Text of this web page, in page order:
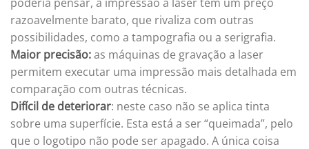
razoavelmente barato, que rivaliza com outras
possibilidades, como a tampografia ou a serigrafia.
Maior precisão:as máquinas de gravação a laser
permitem executar uma impressão mais detalhada em
comparação com outras técnicas.
Difícil de deteriorar: neste caso não se aplica tinta
sobre uma superfície. Esta está a ser “queimada”, pelo
que o logotipo não pode ser apagado. A única coisa